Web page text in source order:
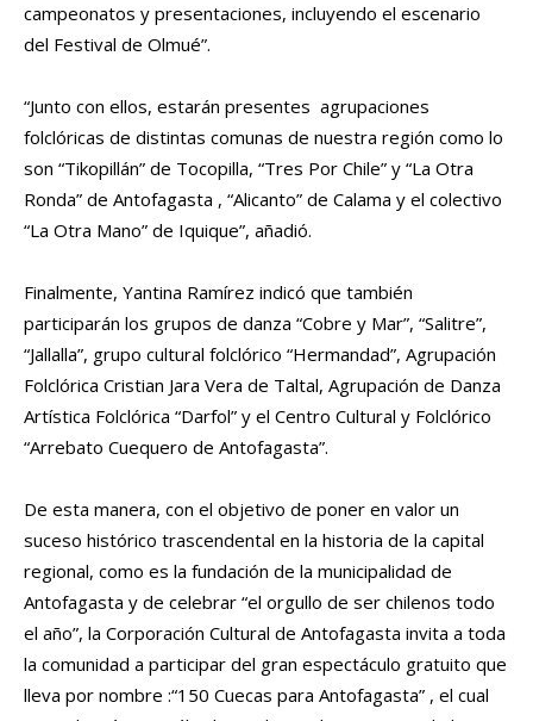
campeonatos y presentaciones, incluyendo el escenario
del Festival de Olmué”.
“Junto con ellos, estarán presentes agrupaciones
folclóricas de distintas comunas de nuestra región como lo
son “Tikopillán” de Tocopilla, “Tres Por Chile” y “La Otra
Ronda” de Antofagasta , “Alicanto” de Calama y el colectivo
“La Otra Mano” de Iquique”, añadió.
Finalmente, Yantina Ramírez indicó que también
participarán los grupos de danza “Cobre y Mar”, “Salitre”,
“Jallalla”, grupo cultural folclórico “Hermandad”, Agrupación
Folclórica Cristian Jara Vera de Taltal, Agrupación de Danza
Artística Folclórica “Darfol” y el Centro Cultural y Folclórico
“Arrebato Cuequero de Antofagasta”.
De esta manera, con el objetivo de poner en valor un
suceso histórico trascendental en la historia de la capital
regional, como es la fundación de la municipalidad de
Antofagasta y de celebrar “el orgullo de ser chilenos todo
el año”, la Corporación Cultural de Antofagasta invita a toda
la comunidad a participar del gran espectáculo gratuito que
lleva por nombre :“150 Cuecas para Antofagasta” , el cual